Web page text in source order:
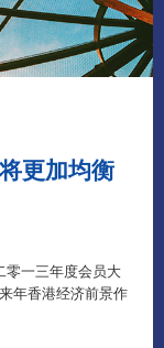
更加均衡
零一三年度会员大
年香港经济前景作